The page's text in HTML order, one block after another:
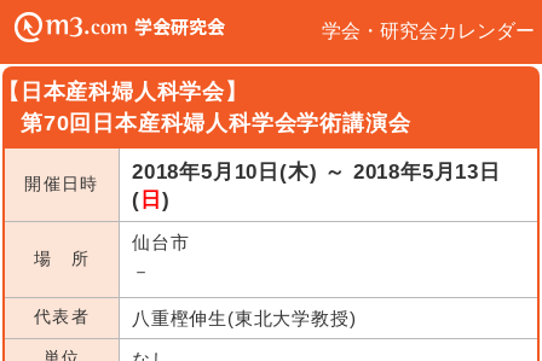
学会・研究会カレンダー
日本産科婦人科学会】
第70回日本産科婦人科学会学術講演会
開催日時
2018年5月10日(木) ～ 2018年5月13日
( 日 )
場 所
仙台市
－
代表者 八重樫伸生(東北大学教授)